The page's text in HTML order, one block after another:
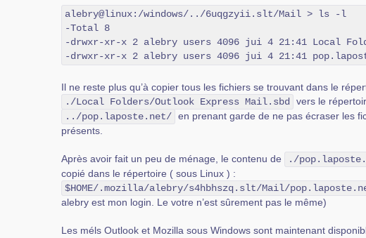
alebry@linux:/windows/../6uqgzyii.slt/Mail > ls -l
-Total 8
-drwxr-xr-x 2 alebry users 4096 jui 4 21:41 Local
-drwxr-xr-x 2 alebry users 4096 jui 4 21:41
Il ne reste plus qu’à copier tous les fichiers se trouvant dans le
./Local Folders/Outlook Express Mail.sbd
vers le
../pop.laposte.net/ en prenant garde de ne pas écraser les
présents.
Après avoir fait un peu de ménage, le contenu de ./
copié dans le répertoire ( sous Linux ) :
$HOME/.mozilla/alebry/s4hbhszq.slt/Mail/
alebry est mon login. Le votre n’est sûrement pas le même)
Les méls Outlook et Mozilla sous Windows sont maintenant